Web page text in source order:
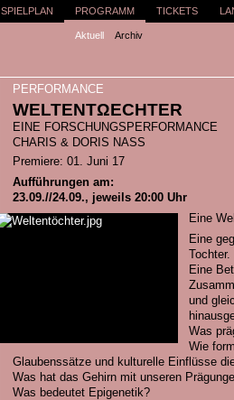
SPIELPLAN PROGRAMM
Aktuell Archiv
TICKETS
PERFORMANCE
WELTENTΩECHTER
EINE FORSCHUNGSPERFORMANCE
CHARIS & DORIS NASS
Premiere: 01. Juni 17
Aufführungen am:
23.09.//24.09., jeweils 20:00 Uhr
Eine
Eine
Tochter.
Eine
und
Was
Wie
Glaubenssätze und kulturelle Einflüsse
Was hat das Gehirn mit unseren
Was bedeutet Epigenetik?